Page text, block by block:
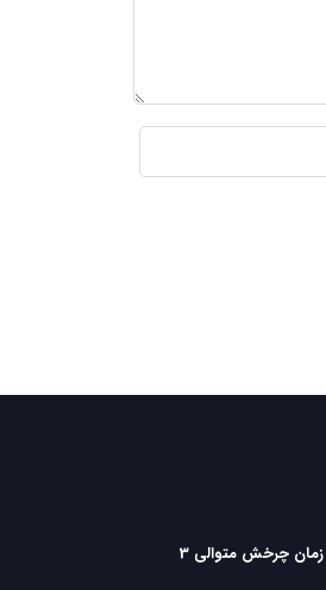
طولانی ترین زمان چرخش متوالی 3